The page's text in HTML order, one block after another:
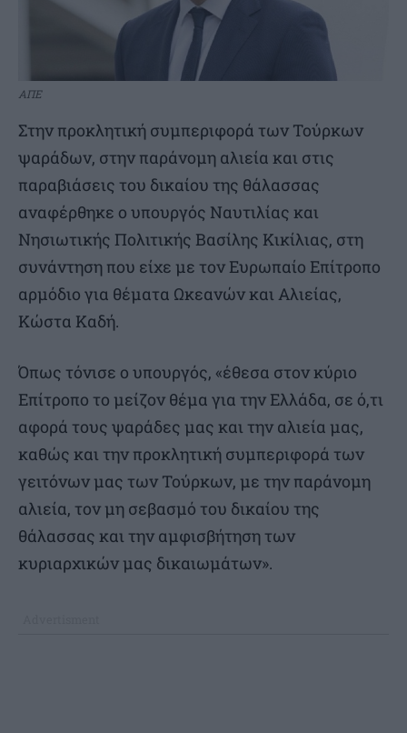
ΑΠΕ
Στην προκλητική συμπεριφορά των Τούρκων
ψαράδων, στην παράνομη αλιεία και στις
παραβιάσεις του δικαίου της θάλασσας
αναφέρθηκε ο υπουργός Ναυτιλίας και
Νησιωτικής Πολιτικής Βασίλης Κικίλιας, στη
συνάντηση που είχε με τον Ευρωπαίο Επίτροπο
αρμόδιο για θέματα Ωκεανών και Αλιείας,
Κώστα Καδή.
Όπως τόνισε ο υπουργός, «έθεσα στον κύριο
Επίτροπο το μείζον θέμα για την Ελλάδα, σε ό,τι
αφορά τους ψαράδες μας και την αλιεία μας,
καθώς και την προκλητική συμπεριφορά των
γειτόνων μας των Τούρκων, με την παράνομη
αλιεία, τον μη σεβασμό του δικαίου της
θάλασσας και την αμφισβήτηση των
κυριαρχικών μας δικαιωμάτων».